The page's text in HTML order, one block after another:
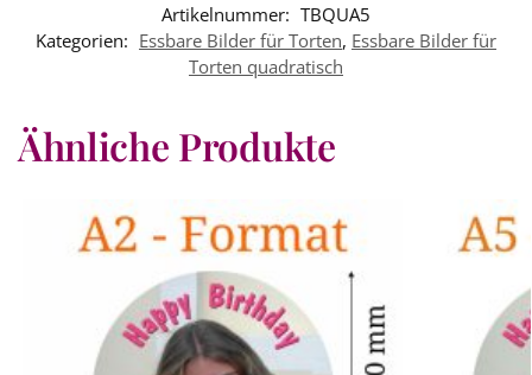
Artikelnummer: TBQUA5
Kategorien: Essbare Bilder für Torten, Essbare Bilder für
Torten quadratisch
Ähnliche Produkte